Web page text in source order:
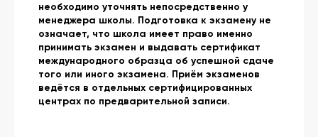
необходимо уточнять непосредственно у
менеджера школы. Подготовка к экзамену не
означает, что школа имеет право именно
принимать экзамен и выдавать сертификат
международного образца об успешной сдаче
того или иного экзамена. Приём экзаменов
ведётся в отдельных сертифицированных
центрах по предварительной записи.